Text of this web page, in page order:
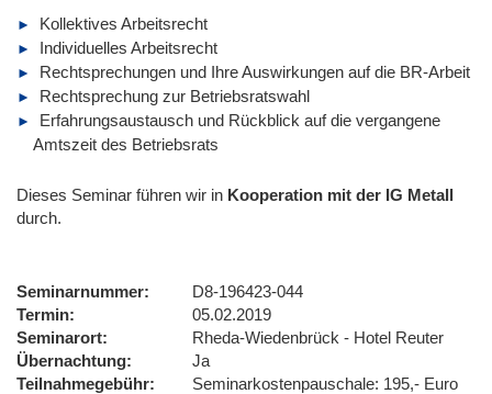
Kollektives Arbeitsrecht
Individuelles Arbeitsrecht
Rechtsprechungen und Ihre Auswirkungen auf die BR-Arbeit
Rechtsprechung zur Betriebsratswahl
Erfahrungsaustausch und Rückblick auf die vergangene
Amtszeit des Betriebsrats
Dieses Seminar führen wir in Kooperation mit der IG Metall
durch.
Seminarnummer
D8-196423-044
Termin
05.02.2019
Seminarort
Rheda-Wiedenbrück - Hotel Reuter
Übernachtung
Ja
Teilnahmegebühr
Seminarkostenpauschale: 195,- Euro